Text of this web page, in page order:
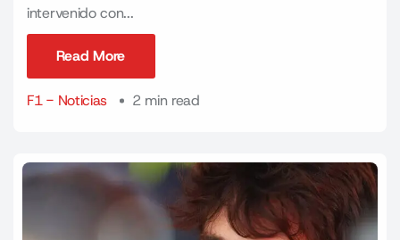
intervenido con...
Read More
F1 - Noticias
2 min read